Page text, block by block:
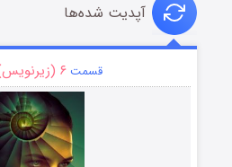
آپدیت شده‌ها
قسمت ۶ (زیرنویس)